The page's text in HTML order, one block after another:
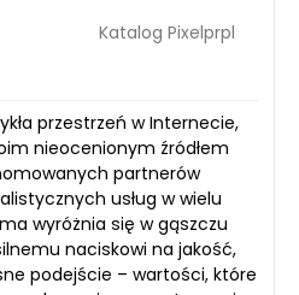
Katalog Pixelprpl
przestrzeń w Internecie,
nieocenionym źródłem
partnerów
usług w wielu
wyróżnia się w gąszczu
naciskowi na jakość,
podejście – wartości, które